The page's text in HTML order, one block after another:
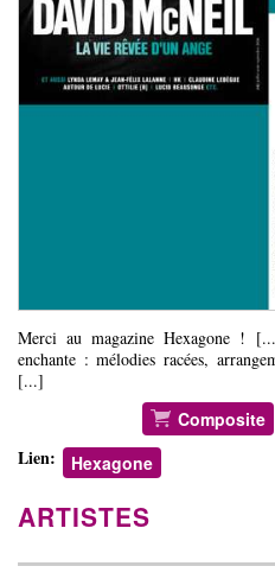
Merci au magazine Hexagone !
enchante : mélodies racées,
[...]
Composite
Lien: Hexagone
ARTISTES